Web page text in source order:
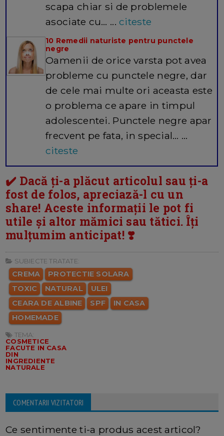
scapa chiar si de problemele
asociate cu… ...citeste
10 Remedii naturiste pentru punctele
negre
Oamenii de orice varsta pot avea
probleme cu punctele negre, dar
de cele mai multe ori aceasta este
o problema ce apare in timpul
adolescentei. Punctele negre apar
frecvent pe fata, in special… ...
citeste
✔️ Dacă ți-a plăcut articolul sau ți-a
fost de folos, apreciază-l cu un
share! Aceste informații le pot fi
utile și altor mămici sau tătici. Îți
mulțumim anticipat! ❣️
SUBIECTE TRATATE:
CREMA
PROTECTIE SOLARA
TOXIC
NATURAL
ULEI
CEARA DE ALBINE
SPF
IN CASA
HOMEMADE
TEMA:
COSMETICE
FACUTE IN CASA
DIN
INGREDIENTE
NATURALE
COMENTARII VIZITATORI
Ce sentimente ti-a produs acest articol?